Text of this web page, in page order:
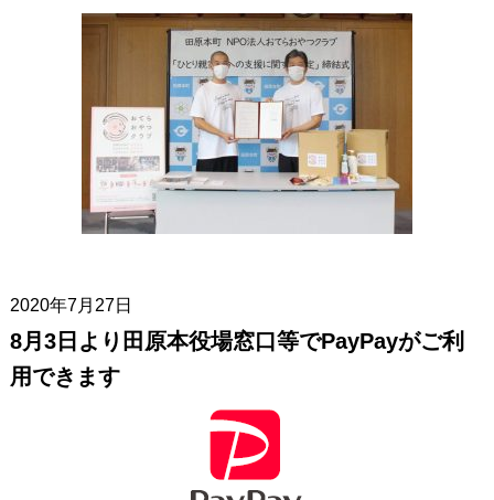
2020年7月27日
8月3日より田原本役場窓口等でPayPayがご利
用できます